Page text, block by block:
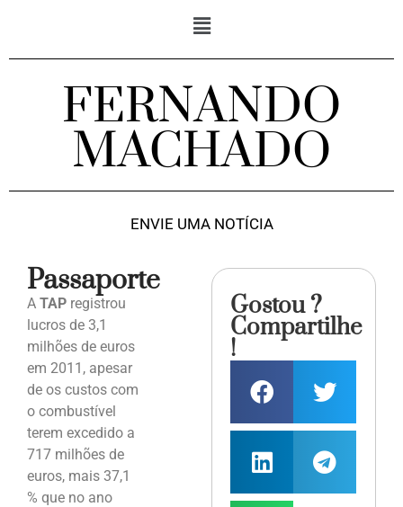
FERNANDO
MACHADO
ENVIE UMA NOTÍCIA
Passaporte
A TAP registrou
lucros de 3,1
milhões de euros
em 2011, apesar
de os custos com
o combustível
terem excedido a
717 milhões de
euros, mais 37,1
% que no ano
Gostou ?
Compartilhe
!